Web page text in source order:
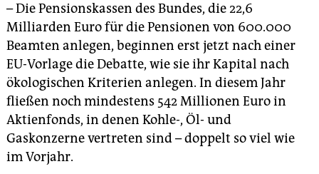
– Die Pensionskassen des Bundes, die 22,6
Milliarden Euro für die Pensionen von 600.000
Beamten anlegen, beginnen erst jetzt nach einer
EU-Vorlage die Debatte, wie sie ihr Kapital nach
ökologischen Kriterien anlegen. In diesem Jahr
fließen noch mindestens 542 Millionen Euro in
Aktienfonds, in denen Kohle-, Öl- und
Gaskonzerne vertreten sind – doppelt so viel wie
im Vorjahr.